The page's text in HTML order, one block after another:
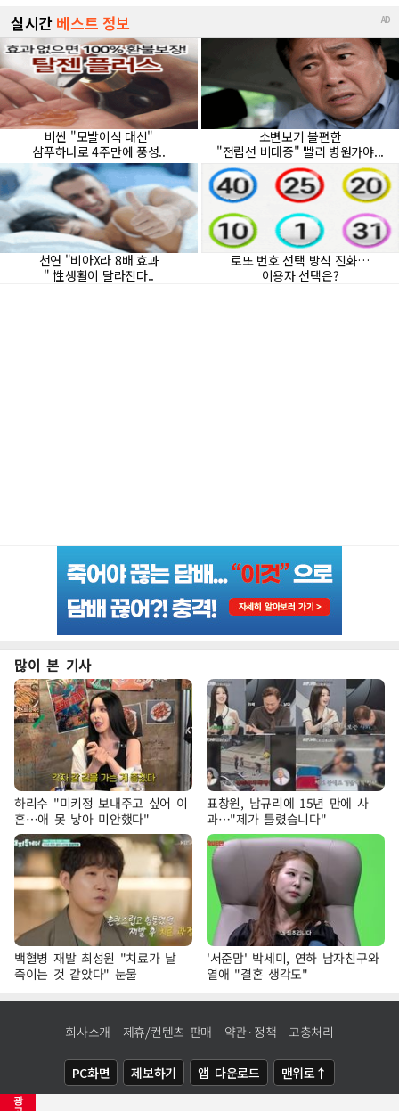
광
많이 본 기사
하리수 "미키정 보내주고 싶어 이
혼…애 못 낳아 미안했다"
표창원, 남규리에 15년 만에 사
과…"제가 틀렸습니다"
백혈병 재발 최성원 "치료가 날
죽이는 것 같았다" 눈물
'서준맘' 박세미, 연하 남자친구와
열애 "결혼 생각도"
회사소개 제휴/컨텐츠 판매 약관·정책 고충처리
PC화면 제보하기 앱 다운로드 맨위로↑